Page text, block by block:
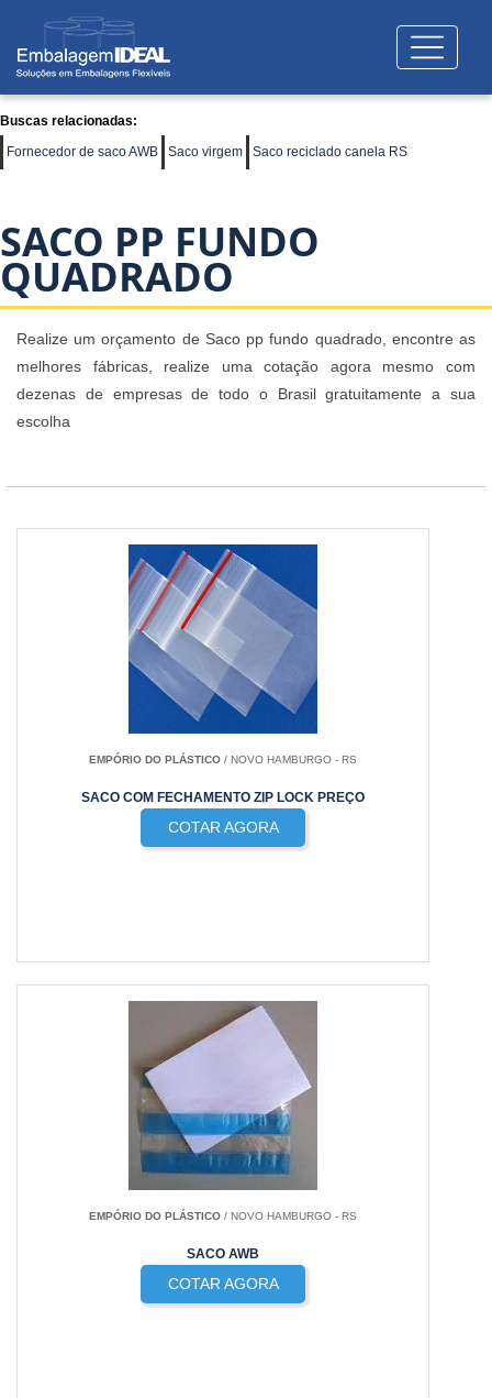
Buscas relacionadas:
Fornecedor de saco AWB
Saco virgem Saco reciclado canela RS
SACO PP FUNDO
QUADRADO
Realize um orçamento de Saco pp fundo quadrado, encontre as
melhores fábricas, realize uma cotação agora mesmo com
dezenas de empresas de todo o Brasil gratuitamente a sua
escolha
EMPÓRIO DO PLÁSTICO / NOVO HAMBURGO - RS
SACO COM FECHAMENTO ZIP LOCK PREÇO
COTAR AGORA
EMPÓRIO DO PLÁSTICO / NOVO HAMBURGO - RS
SACO AWB
COTAR AGORA